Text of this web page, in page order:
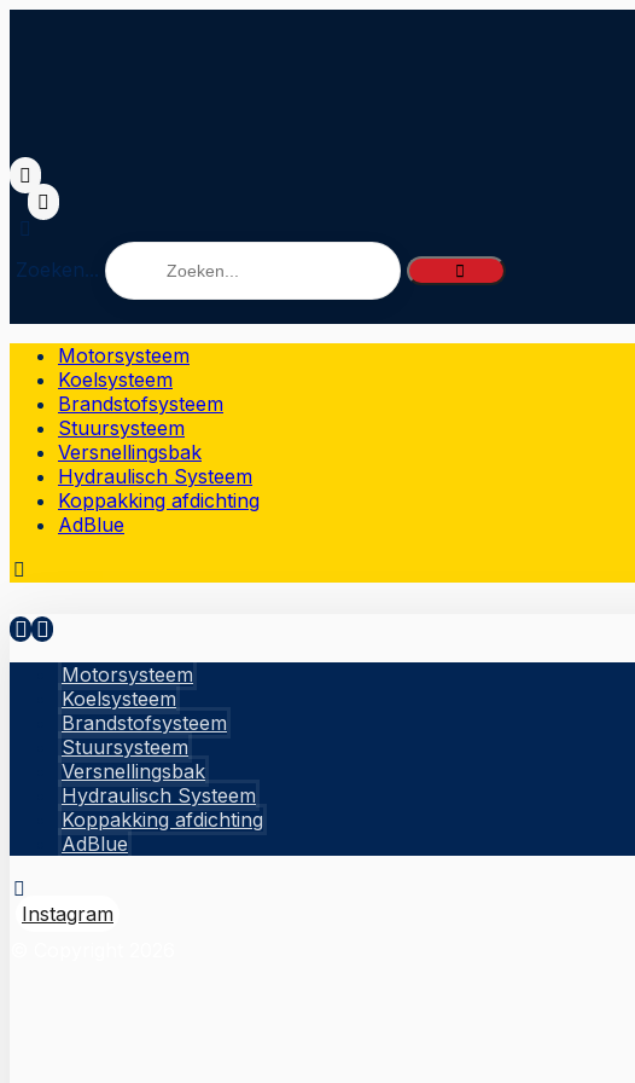
Zoeken...
Motorsysteem
Koelsysteem
Brandstofsysteem
Stuursysteem
Versnellingsbak
Hydraulisch Systeem
Koppakking afdichting
AdBlue
Motorsysteem
Koelsysteem
Brandstofsysteem
Stuursysteem
Versnellingsbak
Hydraulisch Systeem
Koppakking afdichting
AdBlue
Instagram